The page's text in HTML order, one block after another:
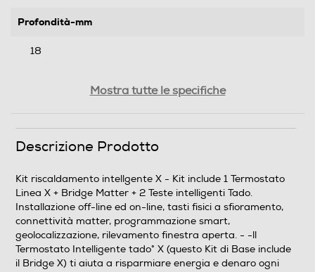
Profondità-mm
18
Informazioni sulla sicurezza del prodotto
Clicca qui
Mostra tutte le specifiche
Descrizione Prodotto
Kit riscaldamento intellgente X - Kit include 1 Termostato
Linea X + Bridge Matter + 2 Teste intelligenti Tado.
Installazione off-line ed on-line, tasti fisici a sfioramento,
connettività matter, programmazione smart,
geolocalizzazione, rilevamento finestra aperta. - -ll
Termostato Intelligente tado° X (questo Kit di Base include
il Bridge X) ti aiuta a risparmiare energia e denaro ogni